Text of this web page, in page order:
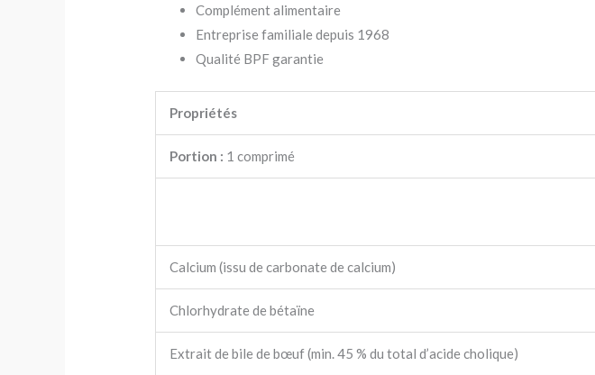
Complément alimentaire
Entreprise familiale depuis 1968
Qualité BPF garantie
Propriétés
Portion : 1 comprimé
Calcium (issu de carbonate de calcium)
Chlorhydrate de bétaïne
Extrait de bile de bœuf (min. 45 % du total d’acide cholique)